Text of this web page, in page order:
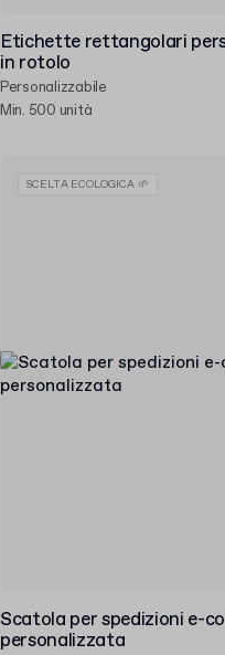
Etichette rettangolari
in rotolo
Personalizzabile
Min. 500 unità
Scatola per spedizioni e-
personalizzata
SCELTA ECOLOGICA 🌱